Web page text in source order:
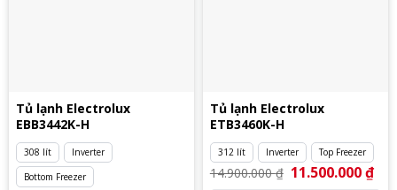
Tủ lạnh Electrolux
EBB3442K-H
308 lít
Inverter
Bottom Freezer
Tủ lạnh Electrolux
ETB3460K-H
312 lít Inverter Top Freezer
14.900.000₫ Giá
gốc
11.500.000₫Giá